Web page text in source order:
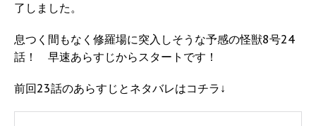
了しました。
息つく間もなく修羅場に突入しそうな予感の怪獣8号24
話！ 早速あらすじからスタートです！
前回23話のあらすじとネタバレはコチラ↓